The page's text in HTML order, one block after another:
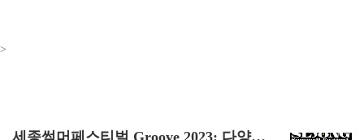
>
세종썸머페스티벌 Groove 2023: 다양한 문화 이벤트로 즐기는 여름 축제